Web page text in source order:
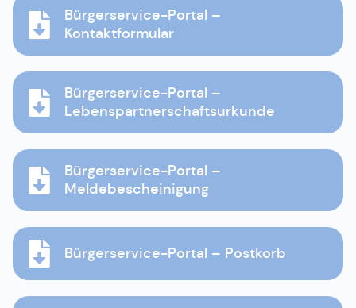
Bürgerservice-Portal –
Kontaktformular
Bürgerservice-Portal –
Lebenspartnerschaftsurkunde
Bürgerservice-Portal –
Meldebescheinigung
Bürgerservice-Portal – Postkorb